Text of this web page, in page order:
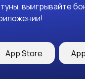
выигрывайте
App Store